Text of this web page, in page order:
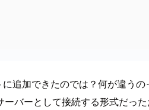
追加できたのでは？何が違う
バーとして接続する形式だっ